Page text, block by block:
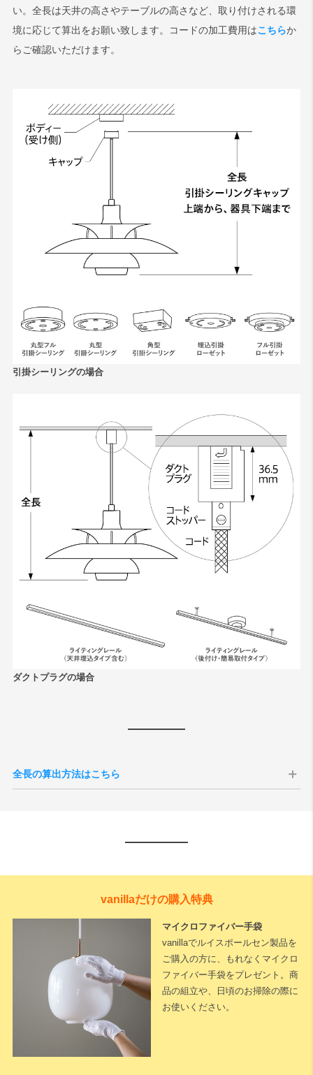
い。全長は天井の高さやテーブルの高さなど、取り付けされる環
境に応じて算出をお願い致します。コードの加工費用はこちらか
らご確認いただけます。
引掛シーリングの場合
ダクトプラグの場合
全長の算出方法はこちら
下記に測定した長さなどを入力いただくと全長が算出されます。
vanillaだけの購入特典
マイクロファイバー手袋
vanillaでルイスポールセン製品を
ご購入の方に、もれなくマイクロ
ファイバー手袋をプレゼント。商
品の組立や、日頃のお掃除の際に
お使いください。